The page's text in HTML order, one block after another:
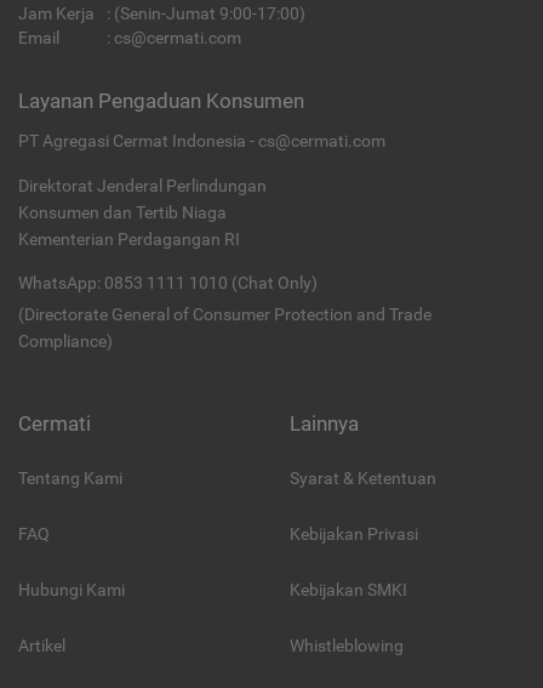
Jam Kerja
: (Senin-Jumat 9:00-17:00)
Email
: cs@cermati.com
Layanan Pengaduan Konsumen
PT Agregasi Cermat Indonesia - cs@cermati.com
Direktorat Jenderal Perlindungan
Konsumen dan Tertib Niaga
Kementerian Perdagangan RI
WhatsApp: 0853 1111 1010 (Chat Only)
(Directorate General of Consumer Protection and Trade
Compliance)
Cermati
Tentang Kami
FAQ
Hubungi Kami
Artikel
Lainnya
Syarat & Ketentuan
Kebijakan Privasi
Kebijakan SMKI
Whistleblowing